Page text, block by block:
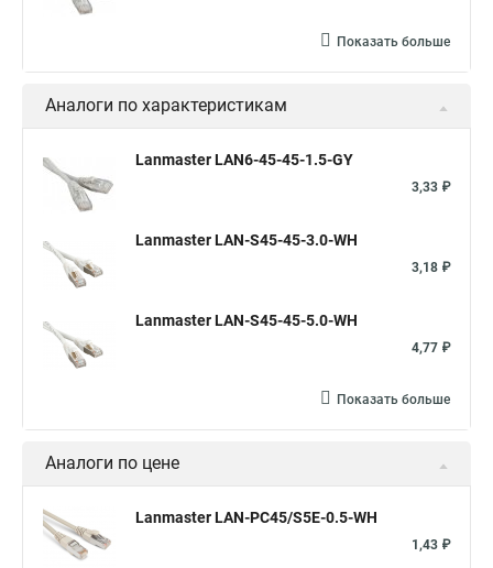
Показать больше
Аналоги по характеристикам
Lanmaster LAN6-45-45-1.5-GY
3,33 ₽
Lanmaster LAN-S45-45-3.0-WH
3,18 ₽
Lanmaster LAN-S45-45-5.0-WH
4,77 ₽
Показать больше
Аналоги по цене
Lanmaster LAN-PC45/S5E-0.5-WH
1,43 ₽